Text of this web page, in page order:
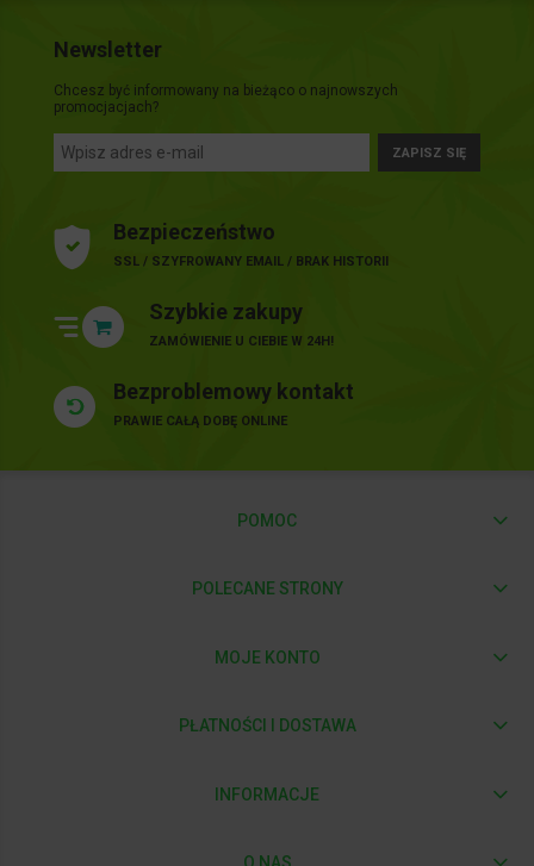
Newsletter
Chcesz być informowany na bieżąco o najnowszych
promocjacjach?
ZAPISZ SIĘ
Bezpieczeństwo
SSL / SZYFROWANY EMAIL / BRAK HISTORII
Szybkie zakupy
ZAMÓWIENIE U CIEBIE W 24H!
Bezproblemowy kontakt
PRAWIE CAŁĄ DOBĘ ONLINE
POMOC
POLECANE STRONY
MOJE KONTO
PŁATNOŚCI I DOSTAWA
INFORMACJE